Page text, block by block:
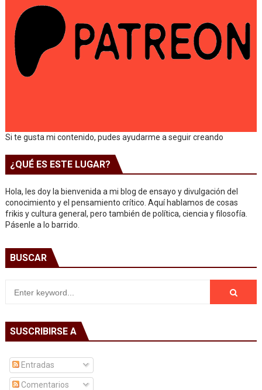
Si te gusta mi contenido, pudes ayudarme a seguir creando
¿QUÉ ES ESTE LUGAR?
Hola, les doy la bienvenida a mi blog de ensayo y divulgación del
conocimiento y el pensamiento crítico. Aquí hablamos de cosas
frikis y cultura general, pero también de política, ciencia y filosofía.
Pásenle a lo barrido.
BUSCAR
SUSCRIBIRSE A
Entradas
Comentarios